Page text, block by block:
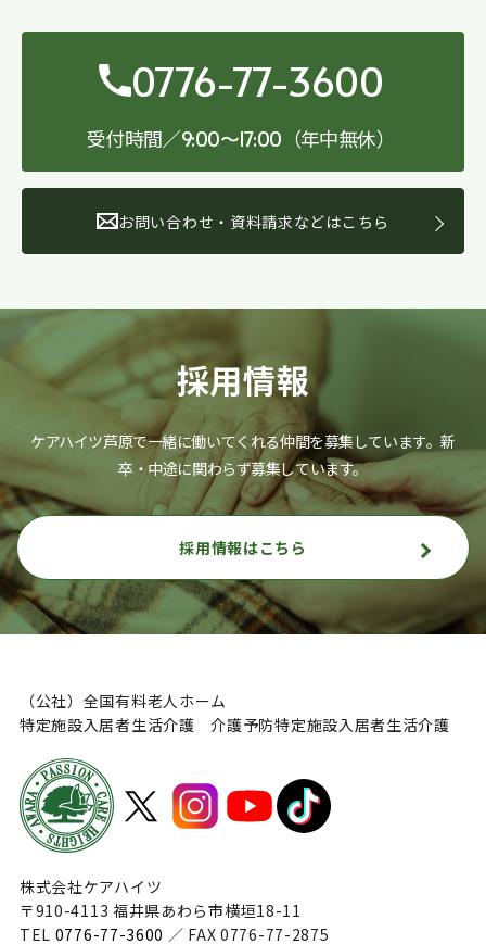
0776-77-3600
受付時間／9:00〜17:00 （年中無休）
お問い合わせ・資料請求などはこちら
採用情報
ケアハイツ芦原で一緒に働いてくれる仲間を募集しています。新
卒・中途に関わらず募集しています。
採用情報はこちら
（公社）全国有料老人ホーム
特定施設入居者生活介護 介護予防特定施設入居者生活介護
株式会社ケアハイツ
〒910-4113 福井県あわら市横垣18-11
TEL 0776-77-3600 ／ FAX 0776-77-2875